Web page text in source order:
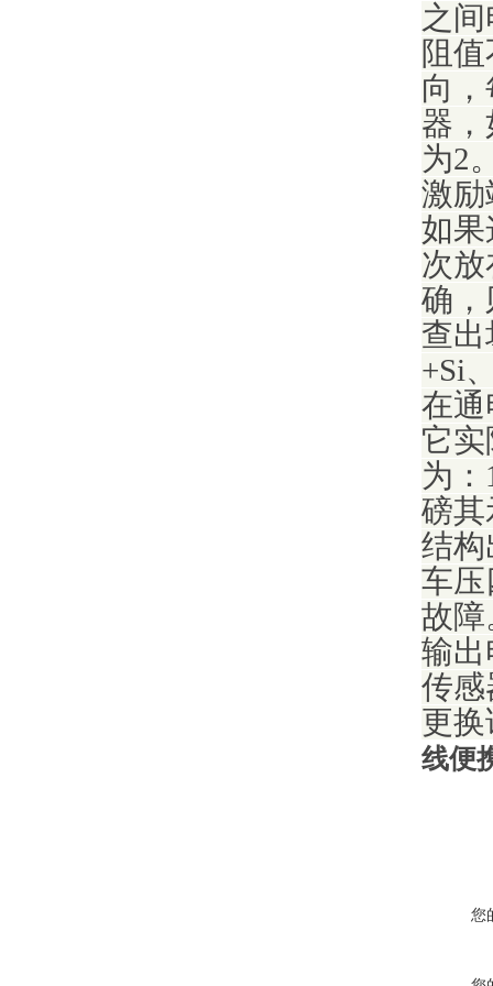
之
阻
向
器
为2
激励
如
次
确，
查
+Si
在通
它
为
磅其
结构
车压
故障
输出
传感
更
线便
您